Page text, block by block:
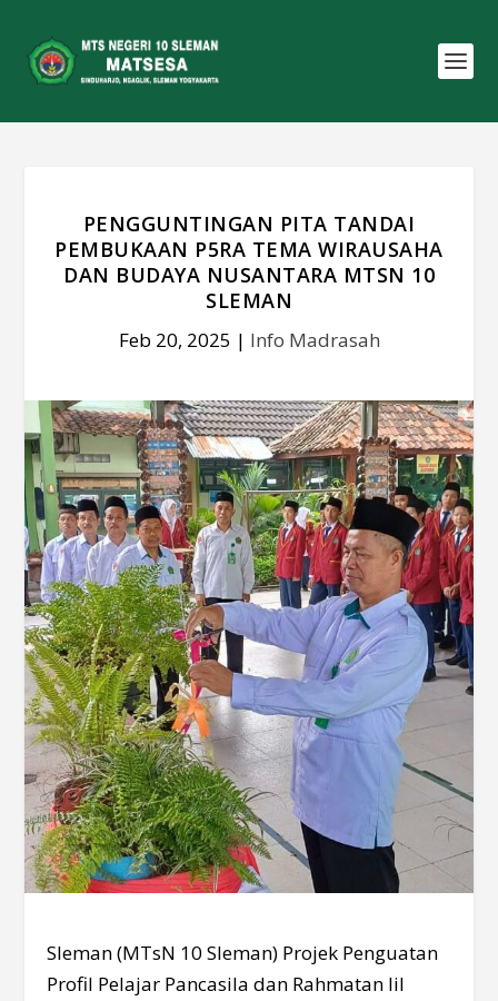
PENGGUNTINGAN PITA TANDAI
PEMBUKAAN P5RA TEMA WIRAUSAHA
DAN BUDAYA NUSANTARA MTSN 10
SLEMAN
Feb 20, 2025 | Info Madrasah
Sleman (MTsN 10 Sleman) Projek Penguatan
Profil Pelajar Pancasila dan Rahmatan lil